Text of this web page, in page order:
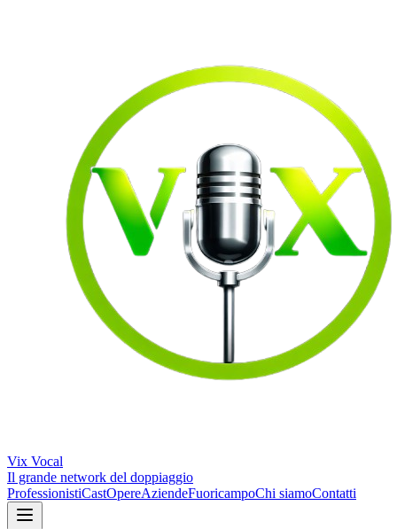
Vix Vocal
Il grande network del doppiaggio
ProfessionistiCastOpereAziendeFuoricampoChi siamoContatti